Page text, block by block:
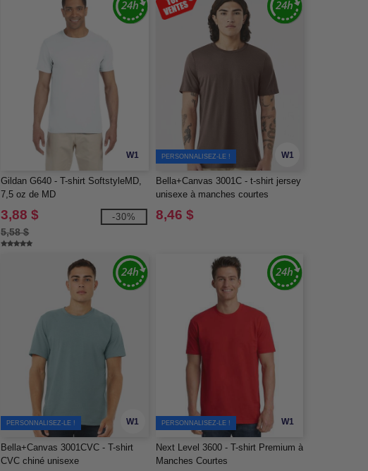
W1
Gildan G640 - T-shirt SoftstyleMD,
7,5 oz de MD
3,88 $
5,58 $
-30%
W1
PERSONNALISEZ-LE !
Bella+Canvas 3001C - t-shirt jersey
unisexe à manches courtes
8,46 $
W1
PERSONNALISEZ-LE !
Bella+Canvas 3001CVC - T-shirt
CVC chiné unisexe
W1
PERSONNALISEZ-LE !
Next Level 3600 - T-shirt Premium à
Manches Courtes